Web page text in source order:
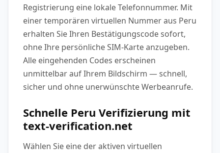
Registrierung eine lokale Telefonnummer. Mit
einer temporären virtuellen Nummer aus Peru
erhalten Sie Ihren Bestätigungscode sofort,
ohne Ihre persönliche SIM-Karte anzugeben.
Alle eingehenden Codes erscheinen
unmittelbar auf Ihrem Bildschirm — schnell,
sicher und ohne unerwünschte Werbeanrufe.
Schnelle Peru Verifizierung mit
text-verification.net
Wählen Sie eine der aktiven virtuellen